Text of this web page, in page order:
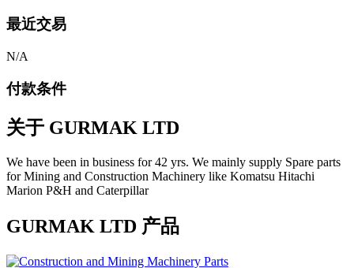
最近交易
N/A
付款条件
关于 GURMAK LTD
We have been in business for 42 yrs. We mainly supply Spare parts
for Mining and Construction Machinery like Komatsu Hitachi
Marion P&H and Caterpillar
GURMAK LTD 产品